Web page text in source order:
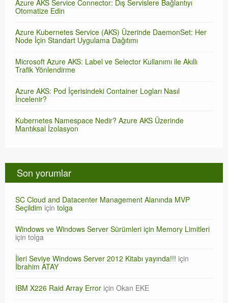
Azure AKS Service Connector: Dış Servislere Bağlantıyı
Otomatize Edin
Azure Kubernetes Service (AKS) Üzerinde DaemonSet: Her
Node İçin Standart Uygulama Dağıtımı
Microsoft Azure AKS: Label ve Selector Kullanımı ile Akıllı
Trafik Yönlendirme
Azure AKS: Pod İçerisindeki Container Logları Nasıl
İncelenir?
Kubernetes Namespace Nedir? Azure AKS Üzerinde
Mantıksal İzolasyon
Son yorumlar
SC Cloud and Datacenter Management Alanında MVP
Seçildimiçintolga
Windows ve Windows Server Sürümleri için Memory Limitleri
içintolga
İleri Seviye Windows Server 2012 Kitabı yayında!!! için
İbrahim ATAY
IBM X226 Raid Array Error için Okan EKE